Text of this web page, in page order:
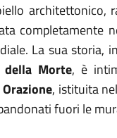
architettonico,
completamente
La sua storia,
della Morte, è
, istituita
fuori le